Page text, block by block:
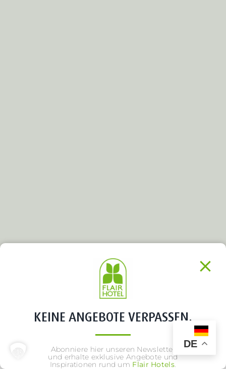
KEINE ANGEBOTE VERPASSEN.
Abonniere hier unseren Newsletter
und erhalte exklusive Angebote und
Inspirationen rund um Flair Hotels.
DE